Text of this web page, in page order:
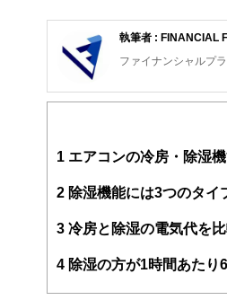
執筆者 : FINANCIAL
ファイナンシャルプ
FinancialField編集部
案から記事掲載まで
FinancialFieldの特徴
ー、公認会計士、社
と、読み応えのある
私たちは、快適でよ
1 エアコンの冷房・除湿
2 除湿機能には3つのタイ
3 冷房と除湿の電気代を
4 除湿の方が1時間あたり